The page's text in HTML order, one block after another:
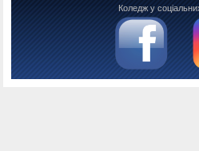
Коледж у